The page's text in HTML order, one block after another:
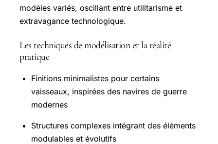
modèles variés, oscillant entre utilitarisme et
extravagance technologique.
Les techniques de modélisation et la réalité
pratique
Finitions minimalistes pour certains
vaisseaux, inspirées des navires de guerre
modernes
Structures complexes intégrant des éléments
modulables et évolutifs